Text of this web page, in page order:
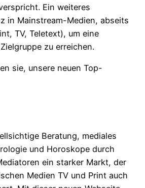
Ein weiteres
in Mainstream-Medien, abseits
TV, Teletext), um eine
zu erreichen.
sie, unsere neuen Top-
Beratung, mediales
und Horoskope durch
ein starker Markt, der
Medien TV und Print auch